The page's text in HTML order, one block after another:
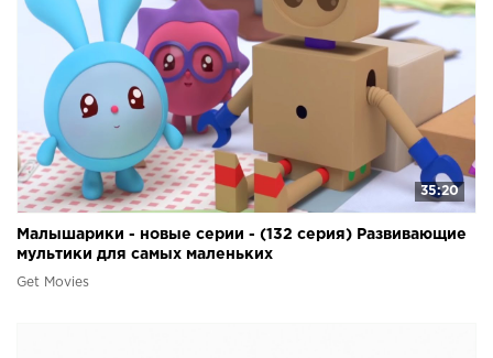
35:20
Малышарики - новые серии - (132 серия) Развивающие
мультики для самых маленьких
Get Movies